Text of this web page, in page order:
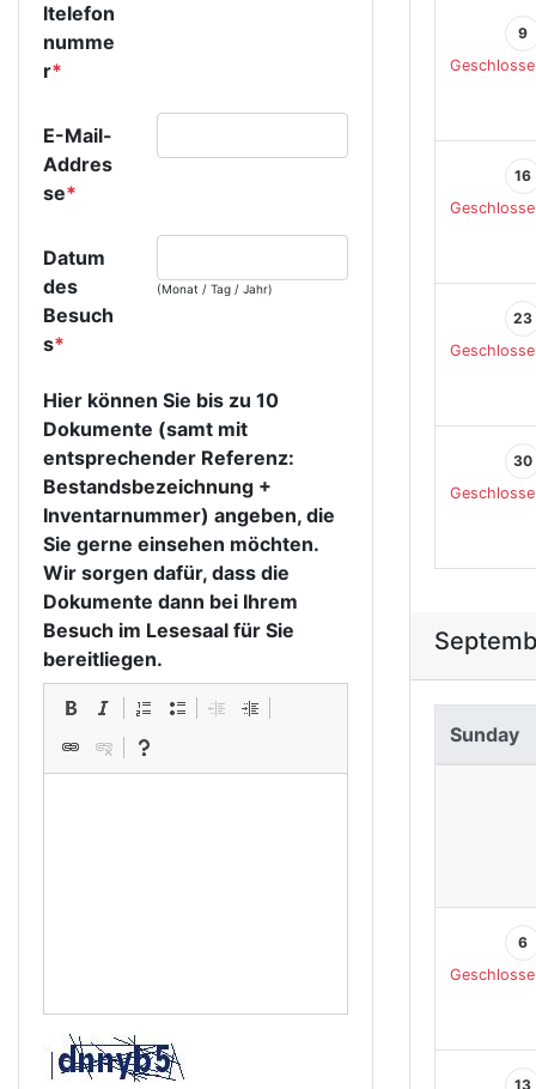
ltelefon
numme
r*
E-Mail-
Addres
se*
Datum
des
Besuch
s*
(Monat / Tag / Jahr)
Hier können Sie bis zu 10
Dokumente (samt mit
entsprechender Referenz:
Bestandsbezeichnung +
Inventarnummer) angeben, die
Sie gerne einsehen möchten.
Wir sorgen dafür, dass die
Dokumente dann bei Ihrem
Besuch im Lesesaal für Sie
bereitliegen.
9
16
23
30
Sunday
6
13